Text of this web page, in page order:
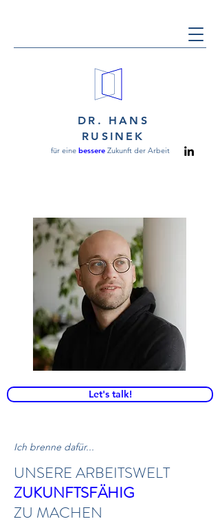
DR. HANS
RUSINEK
für eine bessere Zukunft der Arbeit
Let's talk!
Ich brenne dafür...
UNSERE ARBEITSWELT
ZUKUNFTSFÄHIG
ZU MACHEN